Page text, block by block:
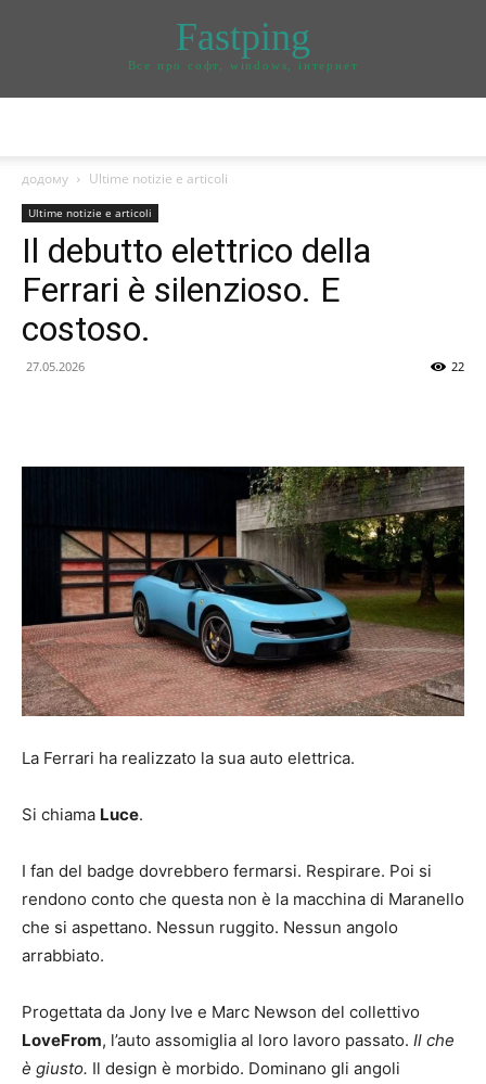
Fastping
Все про софт, windows, інтернет
додому Ultime notizie e articoli
Ultime notizie e articoli
Il debutto elettrico della
Ferrari è silenzioso. E
costoso.
27.05.2026 22
La Ferrari ha realizzato la sua auto elettrica.
Si chiama Luce.
I fan del badge dovrebbero fermarsi. Respirare. Poi si
rendono conto che questa non è la macchina di Maranello
che si aspettano. Nessun ruggito. Nessun angolo
arrabbiato.
Progettata da Jony Ive e Marc Newson del collettivo
LoveFrom, l’auto assomiglia al loro lavoro passato. Il che
è giusto. Il design è morbido. Dominano gli angoli